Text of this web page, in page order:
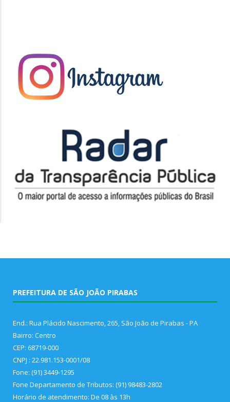
PREFEITURA DE SÃO JOÃO PIRABAS
End.: Rua Plácido Nascimento, 265, São João de Pirabas - PA
Bairro: Centro
CEP: 68719-000
CNPJ : 22.981.153-0001/08
Fone: (91) 3449-1295
Fone Departamento de Tributos: (91) 98483-2802
Horário de atendimento: De 08 às 13h